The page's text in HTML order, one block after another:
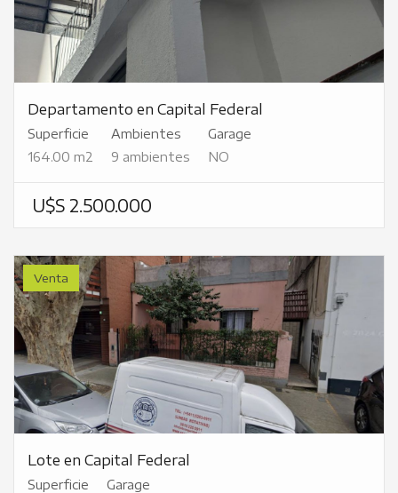
Departamento en Capital Federal
Superficie
164.00 m2
Ambientes
9 ambientes
Garage
NO
U$S 2.500.000
Venta
Lote en Capital Federal
Superficie
Garage